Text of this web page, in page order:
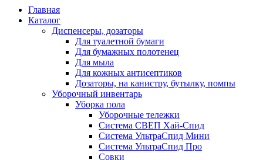
Главная
Каталог
Диспенсеры, дозаторы
Для туалетной бумаги
Для бумажных полотенец
Для мыла
Для кожных антисептиков
Дозаторы, на канистру, бутылку, помпы
Уборочный инвентарь
Уборка пола
Уборочные тележки
Система СВЕП Хай-Спид
Система УльтраСпид Мини
Система УльтраСпид Про
Совки